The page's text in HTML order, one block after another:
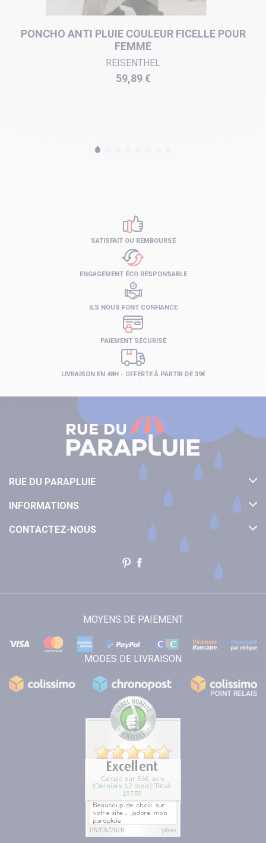
PONCHO ANTI PLUIE COULEUR FICELLE POUR
FEMME
REISENTHEL
Prix
59,89 €
LIVRAISON EN 48H - OFFERTE À PARTIR DE 39€
PAIEMENT SÉCURISÉ
SATISFAIT OU REMBOURSÉ
ENGAGEMENT ÉCO RESPONSABLE
ILS NOUS FONT CONFIANCE
RUE DU PARAPLUIE
INFORMATIONS
CONTACTEZ-NOUS
MOYENS DE PAIEMENT
MODES DE LIVRAISON